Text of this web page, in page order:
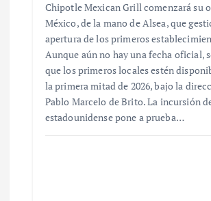
Chipotle Mexican Grill comenzará su
México, de la mano de Alsea, que
apertura de los primeros
Aunque aún no hay una fecha oficial,
que los primeros locales estén
la primera mitad de 2026, bajo la
Pablo Marcelo de Brito. La incursión
estadounidense pone a prueba…